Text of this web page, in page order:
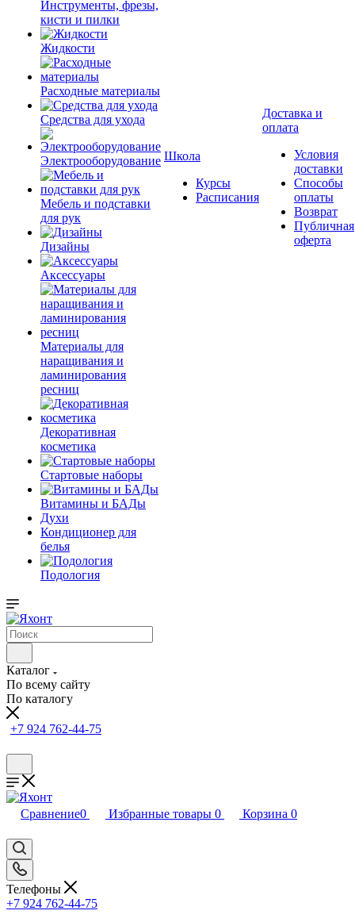
Инструменты, фрезы,
кисти и пилки
Жидкости
Расходные материалы
Средства для ухода
Электрооборудование
Мебель и подставки
для рук
Дизайны
Аксессуары
Материалы для
наращивания и
ламинирования
ресниц
Декоративная
косметика
Стартовые наборы
Витамины и БАДы
Духи
Кондиционер для
белья
Подология
Школа
Курсы
Расписания
Доставка и
оплата
Условия
доставки
Способы
оплаты
Возврат
Публичная
оферта
Каталог
По всему сайту
По каталогу
+7 924 762-44-75
Сравнение0 Избранные товары 0 Корзина 0
Телефоны
+7 924 762-44-75